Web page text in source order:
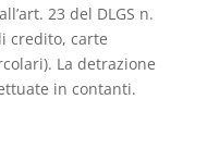
23 del DLGS n.
credito, carte
La detrazione
in contanti.